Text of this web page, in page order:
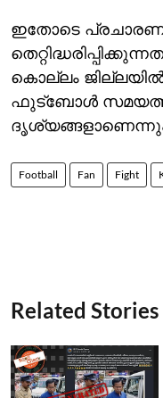
ഇതോടെ
കൊല്ലം
ഫുട്ബോള്‍
ദൃശ്യങ്ങളാണെന്നും
Football Fan Fight
Related Stories